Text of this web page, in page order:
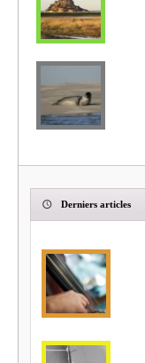
Derniers articles